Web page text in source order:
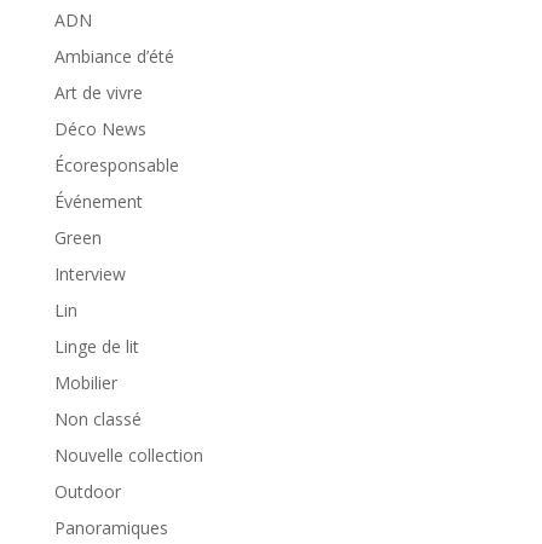
ADN
Ambiance d’été
Art de vivre
Déco News
Écoresponsable
Événement
Green
Interview
Lin
Linge de lit
Mobilier
Non classé
Nouvelle collection
Outdoor
Panoramiques